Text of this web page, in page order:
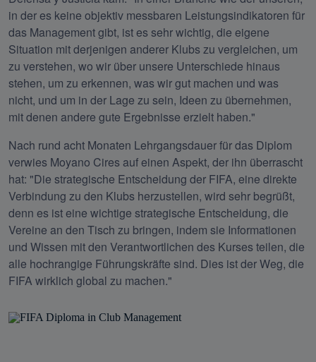
in der es keine objektiv messbaren Leistungsindikatoren für
das Management gibt, ist es sehr wichtig, die eigene
Situation mit derjenigen anderer Klubs zu vergleichen, um
zu verstehen, wo wir über unsere Unterschiede hinaus
stehen, um zu erkennen, was wir gut machen und was
nicht, und um in der Lage zu sein, Ideen zu übernehmen,
mit denen andere gute Ergebnisse erzielt haben."
Nach rund acht Monaten Lehrgangsdauer für das Diplom
verwies Moyano Cires auf einen Aspekt, der ihn überrascht
hat: "Die strategische Entscheidung der FIFA, eine direkte
Verbindung zu den Klubs herzustellen, wird sehr begrüßt,
denn es ist eine wichtige strategische Entscheidung, die
Vereine an den Tisch zu bringen, indem sie Informationen
und Wissen mit den Verantwortlichen des Kurses teilen, die
alle hochrangige Führungskräfte sind. Dies ist der Weg, die
FIFA wirklich global zu machen."